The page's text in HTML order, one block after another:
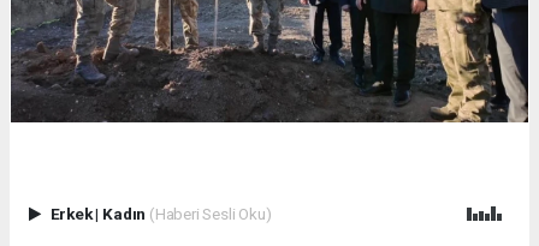
Erkek| Kadın (Haberi Sesli Oku)